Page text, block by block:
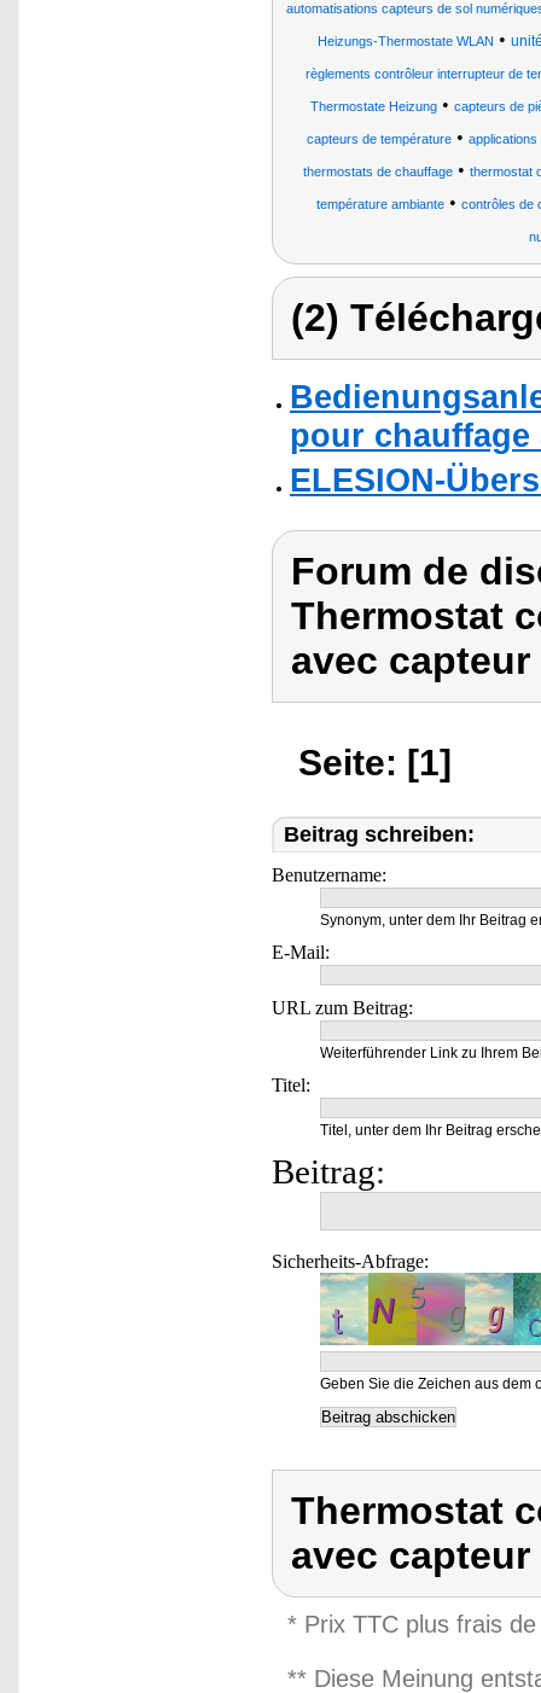
automatisations capteurs de sol
Heizungs-Thermostate WLAN •
règlements contrôleur interrupteur de
Thermostate Heizung• capteurs de
capteurs de température•
thermostats de chauffage• thermostat
température ambiante• contrôles de
(2)
pour chauffage
ELESION-
Forum de
Thermostat
avec
Seite: [1]
Beitrag schreiben:
Benutzername:
Synonym, unter dem Ihr Beitrag
E-Mail:
URL zum Beitrag:
Weiterführender Link zu Ihrem
Titel:
Titel, unter dem Ihr Beitrag
Beitrag:
Sicherheits-Abfrage:
Geben Sie die Zeichen aus dem
Thermostat
avec
* Prix TTC plus frais
** Diese Meinung